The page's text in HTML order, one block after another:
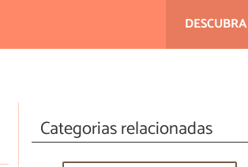
DESCUBRA
Categorias relacionadas